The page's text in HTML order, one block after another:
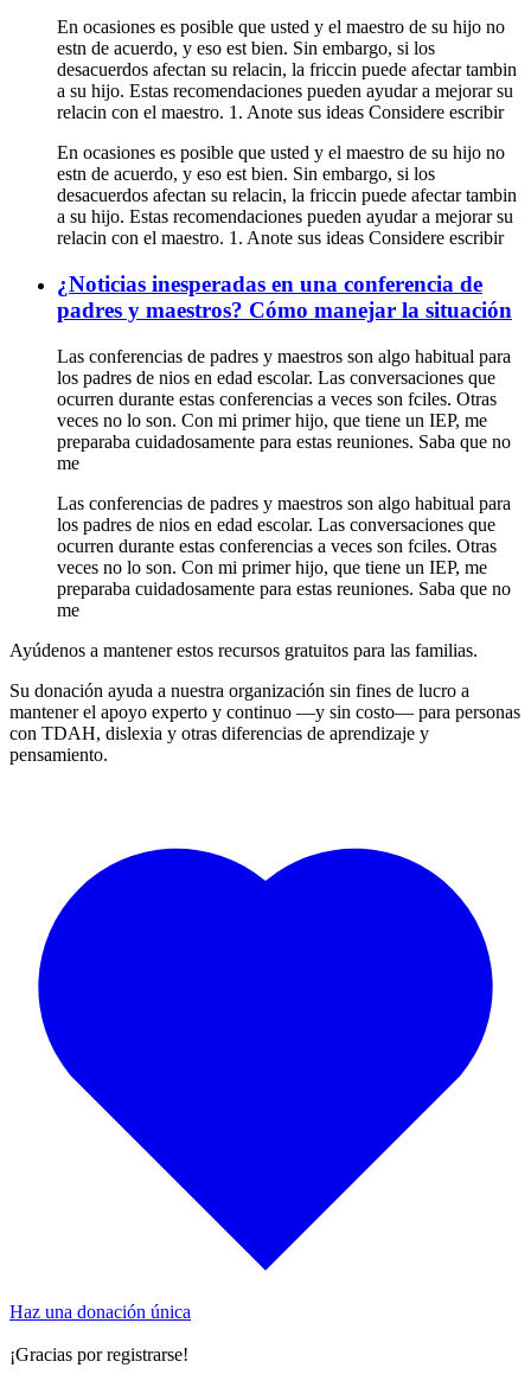
En ocasiones es posible que usted y el maestro de su hijo no
estn de acuerdo, y eso est bien. Sin embargo, si los
desacuerdos afectan su relacin, la friccin puede afectar tambin
a su hijo. Estas recomendaciones pueden ayudar a mejorar su
relacin con el maestro. 1. Anote sus ideas Considere escribir
En ocasiones es posible que usted y el maestro de su hijo no
estn de acuerdo, y eso est bien. Sin embargo, si los
desacuerdos afectan su relacin, la friccin puede afectar tambin
a su hijo. Estas recomendaciones pueden ayudar a mejorar su
relacin con el maestro. 1. Anote sus ideas Considere escribir
¿Noticias inesperadas en una conferencia de
padres y maestros? Cómo manejar la situación
Las conferencias de padres y maestros son algo habitual para
los padres de nios en edad escolar. Las conversaciones que
ocurren durante estas conferencias a veces son fciles. Otras
veces no lo son. Con mi primer hijo, que tiene un IEP, me
preparaba cuidadosamente para estas reuniones. Saba que no
me
Las conferencias de padres y maestros son algo habitual para
los padres de nios en edad escolar. Las conversaciones que
ocurren durante estas conferencias a veces son fciles. Otras
veces no lo son. Con mi primer hijo, que tiene un IEP, me
preparaba cuidadosamente para estas reuniones. Saba que no
me
Ayúdenos a mantener estos recursos gratuitos para las familias.
Su donación ayuda a nuestra organización sin fines de lucro a
mantener el apoyo experto y continuo —y sin costo— para personas
con TDAH, dislexia y otras diferencias de aprendizaje y
pensamiento.
Haz una donación única
¡Gracias por registrarse!